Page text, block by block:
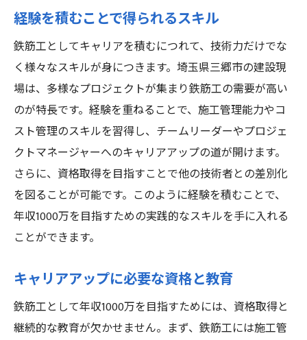
経験を積むことで得られるスキル
鉄筋工としてキャリアを積むにつれて、技術力だけでな
く様々なスキルが身につきます。埼玉県三郷市の建設現
場は、多様なプロジェクトが集まり鉄筋工の需要が高い
のが特長です。経験を重ねることで、施工管理能力やコ
スト管理のスキルを習得し、チームリーダーやプロジェ
クトマネージャーへのキャリアアップの道が開けます。
さらに、資格取得を目指すことで他の技術者との差別化
を図ることが可能です。このように経験を積むことで、
年収1000万を目指すための実践的なスキルを手に入れる
ことができます。
キャリアアップに必要な資格と教育
鉄筋工として年収1000万を目指すためには、資格取得と
継続的な教育が欠かせません。まず、鉄筋工には施工管